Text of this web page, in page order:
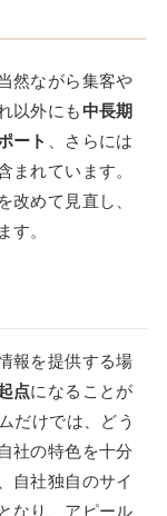
然ながら集客や
以外にも中長期
ート
、さらには
まれています。
改めて見直し、
す。
報を提供する場
点になることが
だけでは、どう
社の特色を十分
自社独自のサイ
なり、アピール